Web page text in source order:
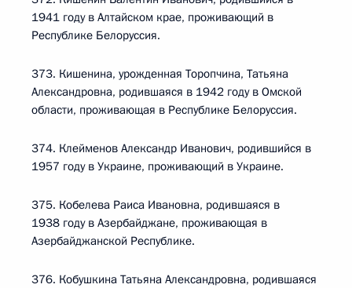
1941 году в Алтайском крае, проживающий в
Республике Белоруссия.
373. Кишенина, урожденная Торопчина, Татьяна
Александровна, родившаяся в 1942 году в Омской
области, проживающая в Республике Белоруссия.
374. Клейменов Александр Иванович, родившийся в
1957 году в Украине, проживающий в Украине.
375. Кобелева Раиса Ивановна, родившаяся в
1938 году в Азербайджане, проживающая в
Азербайджанской Республике.
376. Кобушкина Татьяна Александровна, родившаяся